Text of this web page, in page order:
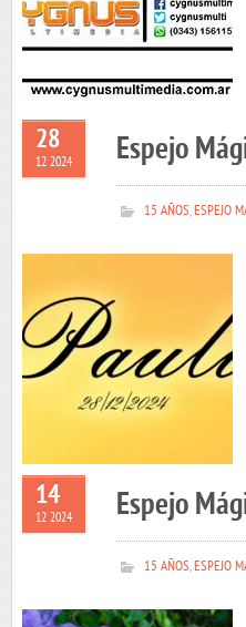
28
12 2024 Espejo
15 AÑOS,ESPEJO
14
12 2024 Espejo
15 AÑOS,ESPEJO